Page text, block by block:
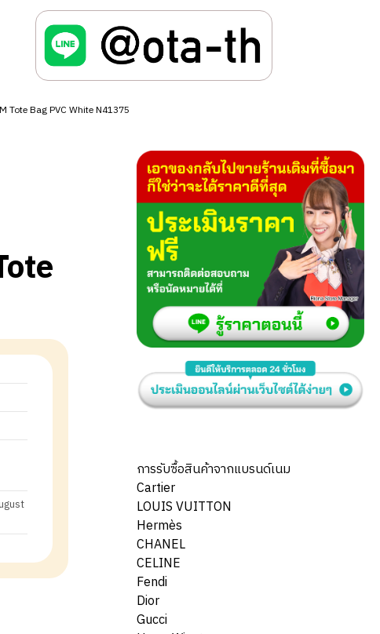
Bag PVC White N41375
การรับซื้อสินค้าจากแบรนด์เนม
Cartier
LOUIS VUITTON
Hermès
CHANEL
CELINE
Fendi
Dior
Gucci